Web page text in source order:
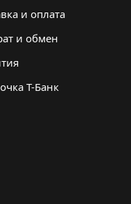
и оплата
и обмен
Т-Банк